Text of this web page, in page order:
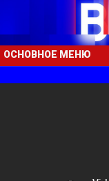
ОСНОВНОЕ МЕНЮ